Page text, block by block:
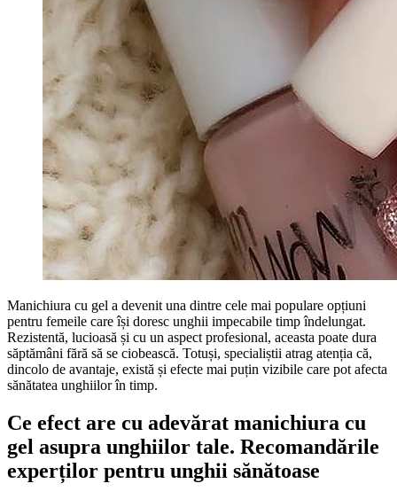
Manichiura cu gel a devenit una dintre cele mai populare opțiuni
pentru femeile care își doresc unghii impecabile timp îndelungat.
Rezistentă, lucioasă și cu un aspect profesional, aceasta poate dura
săptămâni fără să se ciobească. Totuși, specialiștii atrag atenția că,
dincolo de avantaje, există și efecte mai puțin vizibile care pot afecta
sănătatea unghiilor în timp.
Ce efect are cu adevărat manichiura cu
gel asupra unghiilor tale. Recomandările
experților pentru unghii sănătoase